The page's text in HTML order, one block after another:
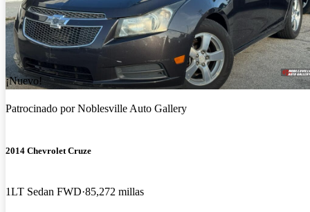
¡Nuevo!
Patrocinado porNoblesville Auto Gallery
2014 Chevrolet Cruze
1LT Sedan FWD 85,272 millas